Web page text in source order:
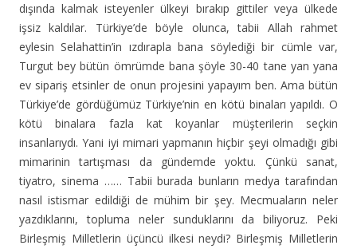
dışında kalmak isteyenler ülkeyi bırakıp gittiler veya ülkede
işsiz kaldılar. Türkiye’de böyle olunca, tabii Allah rahmet
eylesin Selahattin’in ızdırapla bana söylediği bir cümle var,
Turgut bey bütün ömrümde bana şöyle 30-40 tane yan yana
ev sipariş etsinler de onun projesini yapayım ben. Ama bütün
Türkiye’de gördüğümüz Türkiye’nin en kötü binaları yapıldı. O
kötü binalara fazla kat koyanlar müşterilerin seçkin
insanlarıydı. Yani iyi mimari yapmanın hiçbir şeyi olmadığı gibi
mimarinin tartışması da gündemde yoktu. Çünkü sanat,
tiyatro, sinema …… Tabii burada bunların medya tarafından
nasıl istismar edildiği de mühim bir şey. Mecmuaların neler
yazdıklarını, topluma neler sunduklarını da biliyoruz. Peki
Birleşmiş Milletlerin üçüncü ilkesi neydi? Birleşmiş Milletlerin